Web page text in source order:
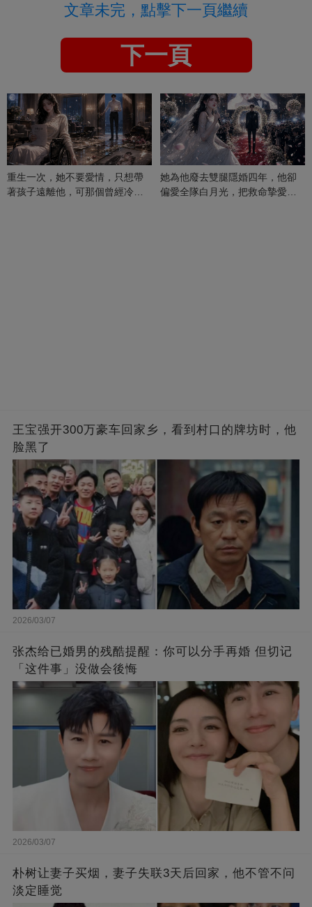
文章未完，點擊下一頁繼續
下一頁
重生一次，她不要愛情，只想帶
著孩子遠離他，可那個曾經冷漠
她為他廢去雙腿隱婚四年，他卻
偏愛全隊白月光，把救命摯愛當
王宝强开300万豪车回家乡，看到村口的牌坊时，他
脸黑了
2026/03/07
张杰给已婚男的残酷提醒：你可以分手再婚 但切记
「这件事」没做会後悔
2026/03/07
朴树让妻子买烟，妻子失联3天后回家，他不管不问
淡定睡觉